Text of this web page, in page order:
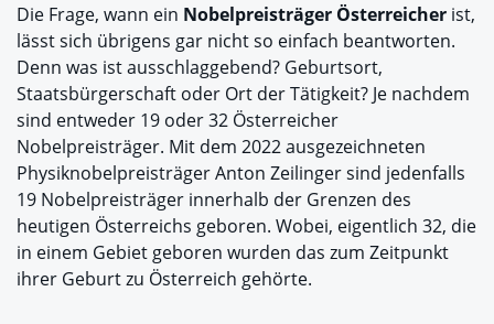
Die Frage, wann ein Nobelpreisträger Österreicher ist,
lässt sich übrigens gar nicht so einfach beantworten.
Denn was ist ausschlaggebend? Geburtsort,
Staatsbürgerschaft oder Ort der Tätigkeit? Je nachdem
sind entweder 19 oder 32 Österreicher
Nobelpreisträger. Mit dem 2022 ausgezeichneten
Physiknobelpreisträger Anton Zeilinger sind jedenfalls
19 Nobelpreisträger innerhalb der Grenzen des
heutigen Österreichs geboren. Wobei, eigentlich 32, die
in einem Gebiet geboren wurden das zum Zeitpunkt
ihrer Geburt zu Österreich gehörte.